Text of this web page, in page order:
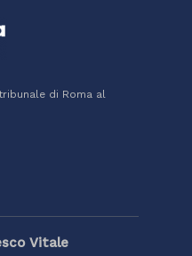
di Roma al
Vitale